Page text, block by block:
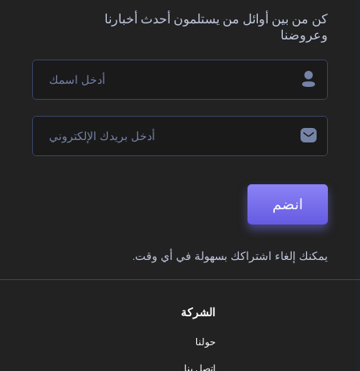
كن من بين أوائل من يستلمون أحدث أخبارنا
وعروضنا
انضم
يمكنك إلغاء اشتراكك بسهولة في أي وقت.
الشركة
حولنا
اتصل بنا